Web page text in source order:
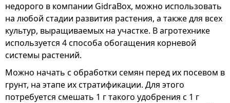
недорого в компании GidraBox, можно использовать
на любой стадии развития растения, а также для всех
культур, выращиваемых на участке. В агротехнике
используется 4 способа обогащения корневой
системы растений.
Можно начать с обработки семян перед их посевом в
грунт, на этапе их стратификации. Для этого
потребуется смешать 1 г такого удобрения с 1 г